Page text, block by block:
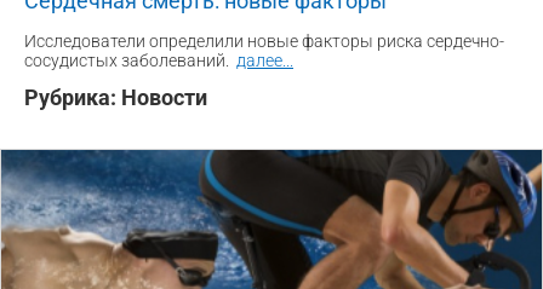
Исследователи определили новые факторы риска сердечно-
сосудистых заболеваний.
далее
Рубрика: Новости